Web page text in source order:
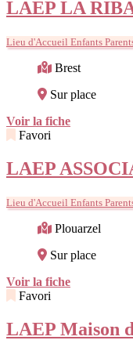
LAEP LA
Lieu d'Accueil Enfants
Brest
Sur place
Voir la fiche
Favori
LAEP
Lieu d'Accueil Enfants
Plouarzel
Sur place
Voir la fiche
Favori
LAEP Maison